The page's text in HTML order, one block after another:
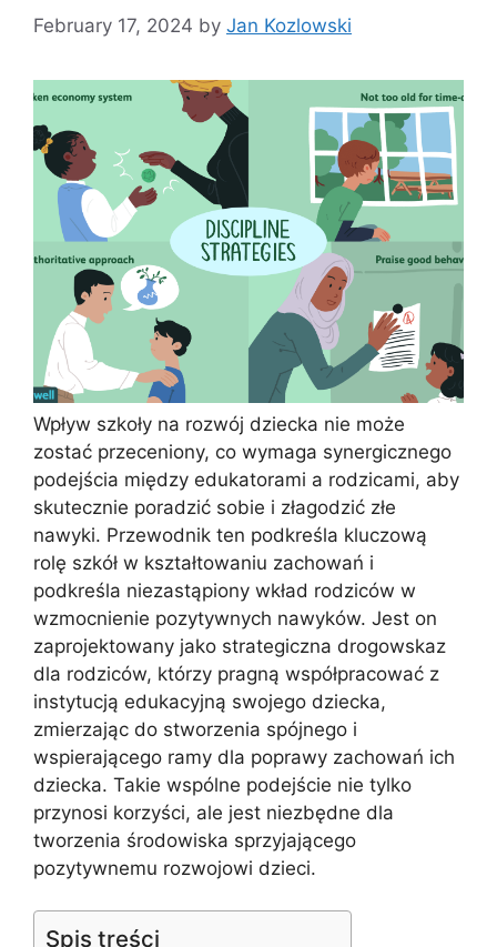
February 17, 2024 by Jan Kozlowski
Wpływ szkoły na rozwój dziecka nie może
zostać przeceniony, co wymaga synergicznego
podejścia między edukatorami a rodzicami, aby
skutecznie poradzić sobie i złagodzić złe
nawyki. Przewodnik ten podkreśla kluczową
rolę szkół w kształtowaniu zachowań i
podkreśla niezastąpiony wkład rodziców w
wzmocnienie pozytywnych nawyków. Jest on
zaprojektowany jako strategiczna drogowskaz
dla rodziców, którzy pragną współpracować z
instytucją edukacyjną swojego dziecka,
zmierzając do stworzenia spójnego i
wspierającego ramy dla poprawy zachowań ich
dziecka. Takie wspólne podejście nie tylko
przynosi korzyści, ale jest niezbędne dla
tworzenia środowiska sprzyjającego
pozytywnemu rozwojowi dzieci.
Spis treści